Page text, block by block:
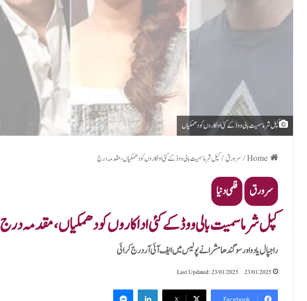
کپل شرما سمیت بالی ووڈ کے کئی اداکاروں کو دھمکیاں
/سرورق/ کپل شرما سمیت بالی ووڈ کے کئی اداکاروں کو دھمکیاں، مقدمہ درج
سرورق فلمی دنیا
کپل شرما سمیت بالی ووڈ کے کئی اداکاروں کو دھمکیاں، مقدمہ درج
راجپال یادو اور سوگندھا مشرا نے پولیس میں ایف آئی آر درج کرائی
23/01/2025
Last Updated: 23/01/2025
LinkedIn